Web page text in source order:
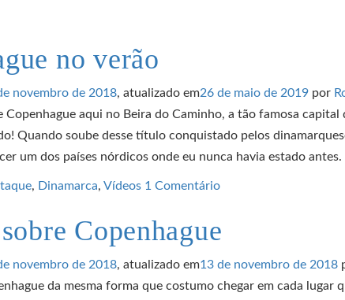
no verão
novembro de 2018, atualizado em26 de maio de 2019 por
aqui no Beira do Caminho, a tão famosa capital
Quando soube desse título conquistado pelos
um dos países nórdicos onde eu nunca havia estado
, Dinamarca, Vídeos 1 Comentário
Copenhague
novembro de 2018, atualizado em13 de novembro de 2018
da mesma forma que costumo chegar em cada lugar